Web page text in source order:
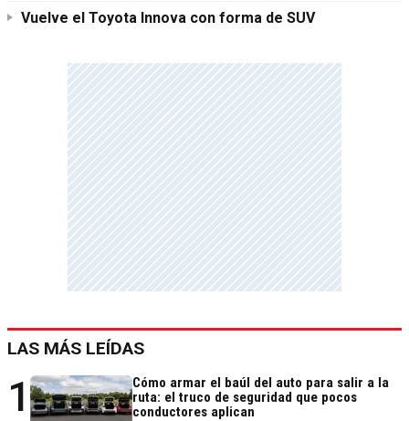
Vuelve el Toyota Innova con forma de SUV
LAS MÁS LEÍDAS
1
Cómo armar el baúl del auto para salir a la
ruta: el truco de seguridad que pocos
conductores aplican